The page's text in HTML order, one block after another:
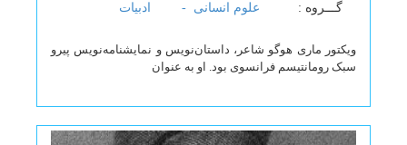
گـــروه : علوم انسانی - ادبیات
ویکتور ماری هوگو شاعر، داستان‌نویس و نمایشنامه‌نویس پیرو
سبک رومانتیسم فرانسوی بود. او به عنوان